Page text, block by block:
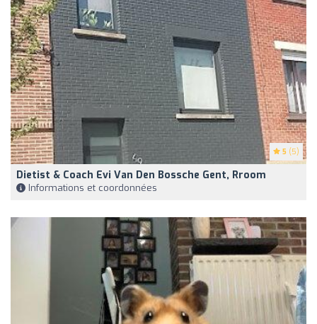
5 (5)
Dietist & Coach Evi Van Den Bossche Gent, Rroom
Informations et coordonnées